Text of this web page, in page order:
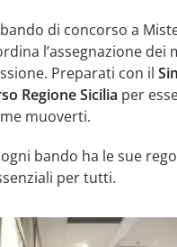
di concorso a
l’assegnazione dei
Preparati con il
Regione Sicilia per
muoverti.
bando ha le sue
per tutti.